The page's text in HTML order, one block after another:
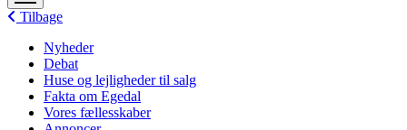
menu
Tilbage
Nyheder
Debat
Huse og lejligheder til salg
Fakta om Egedal
Vores fællesskaber